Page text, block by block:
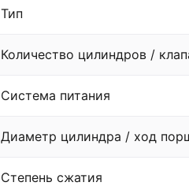
Тип
Количество цилиндров /
Система питания
Диаметр цилиндра / ход
Степень сжатия